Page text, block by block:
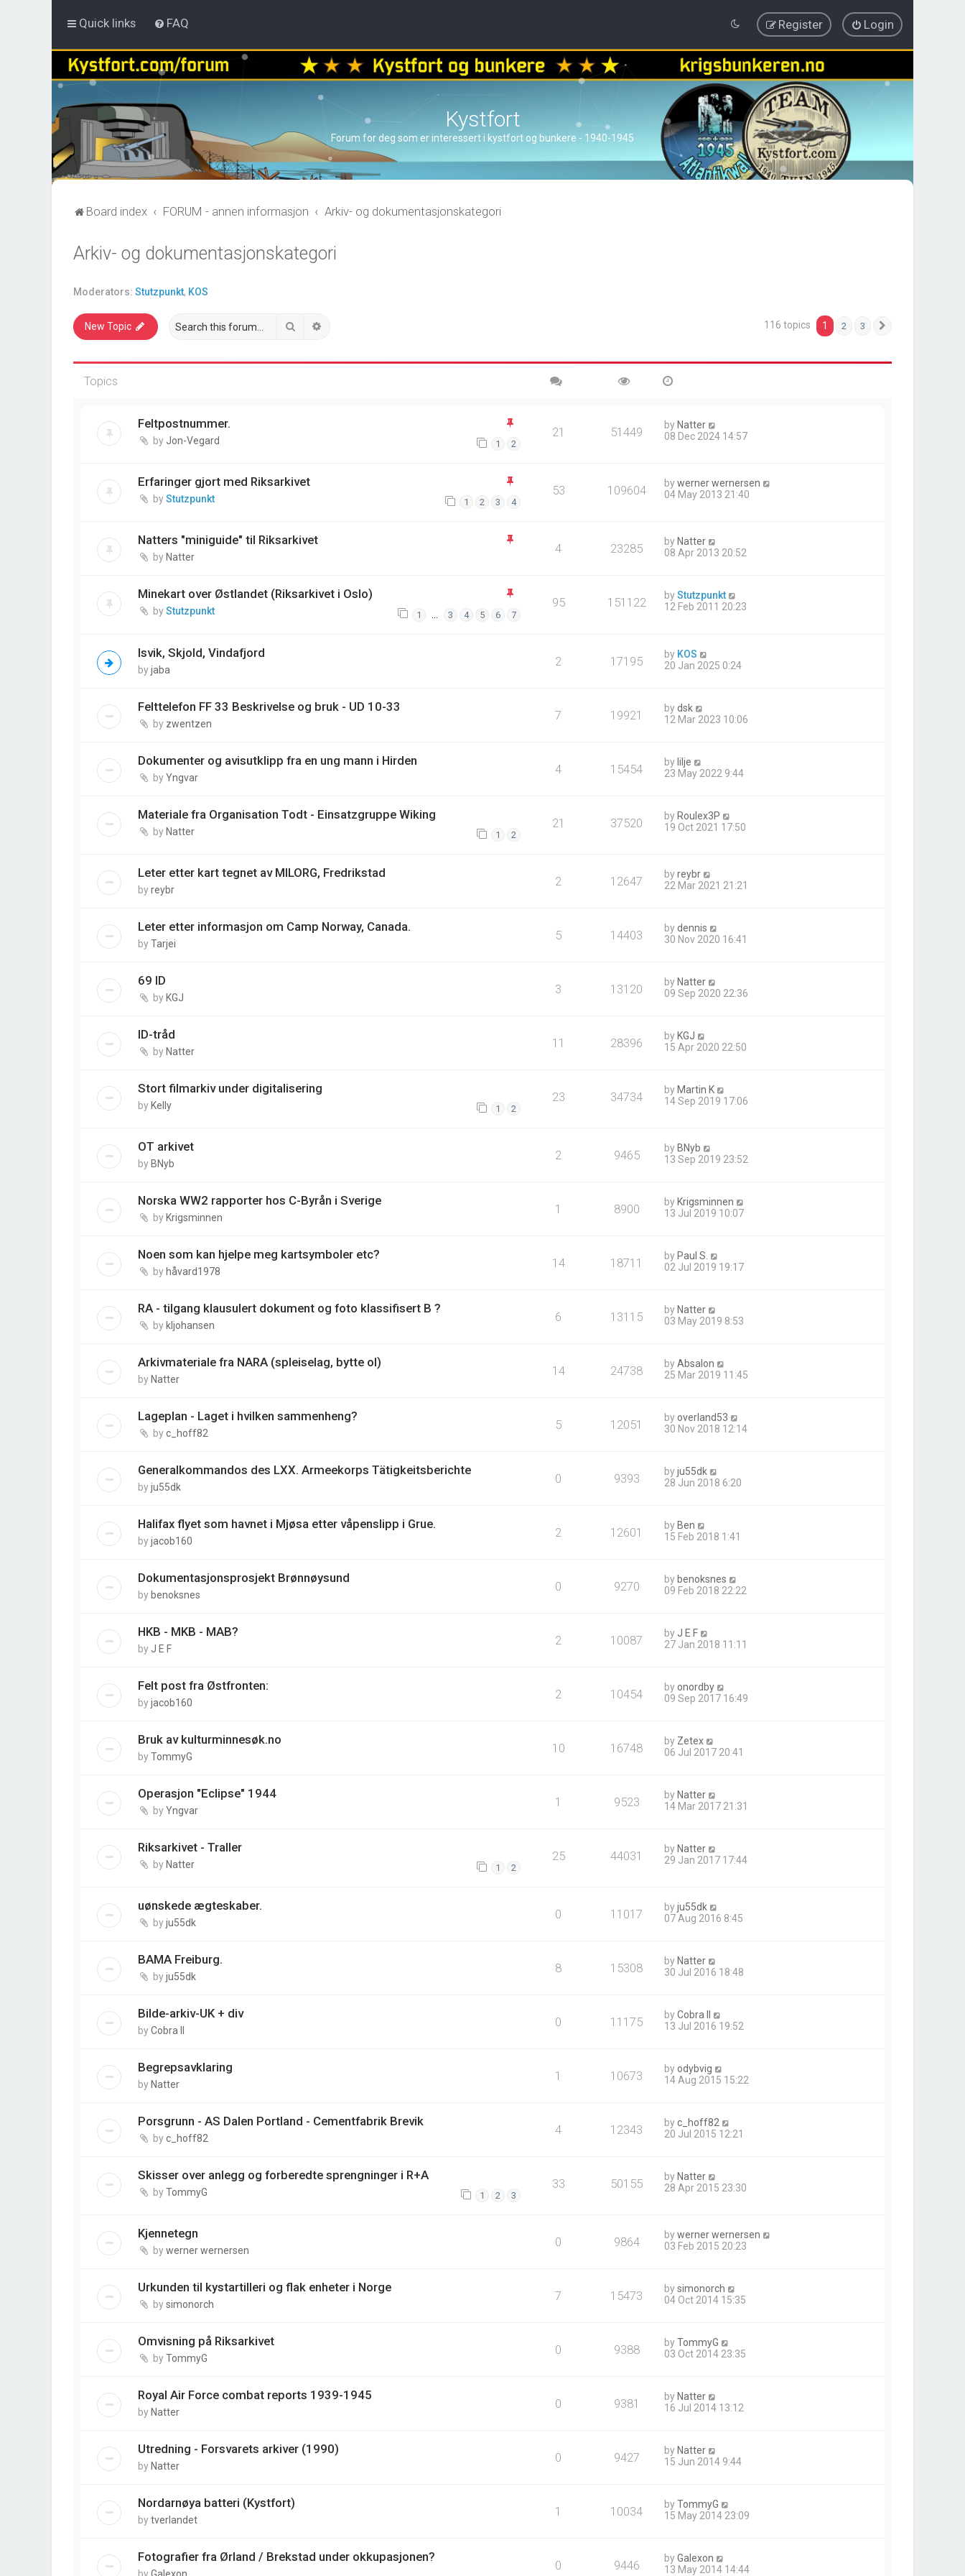
Quick links FAQ Login
Register
Kystfort
Forum for deg som er interessert i kystfort og bunkere - 1940-1945
Board index FORUM - annen informasjon Arkiv- og dokumentasjonskategori
Arkiv- og dokumentasjonskategori
Moderators: Stutzpunkt, KOS
New Topic Search 116 topics 1 2 3
Topics
Feltpostnummer.
by Jon-Vegard 1 2
21 51449 by Natter
08 Dec 2024 14:57
Erfaringer gjort med Riksarkivet
byStutzpunkt 1 2 3 4
53 109604 bywerner wernersen
04 May 2013 21:40
Natters "miniguide" til Riksarkivet
by Natter
4 23285 by Natter
08 Apr 2013 20:52
Minekart over Østlandet (Riksarkivet i Oslo)
byStutzpunkt 1 3 4 5 6 7
95 151122 byStutzpunkt
12 Feb 2011 20:23
Isvik, Skjold, Vindafjord
byjaba
2 17195 by KOS
20 Jan 2025 0:24
Felttelefon FF 33 Beskrivelse og bruk - UD 10-33
by zwentzen
7 19921 bydsk
12 Mar 2023 10:06
Dokumenter og avisutklipp fra en ung mann i Hirden
byYngvar
4 15454 bylilje
23 May 2022 9:44
Materiale fra Organisation Todt - Einsatzgruppe Wiking
byNatter 1 2
21 37520 byRoulex3P
19 Oct 2021 17:50
Leter etter kart tegnet av MILORG, Fredrikstad
byreybr
2 12647 byreybr
22 Mar 2021 21:21
Leter etter informasjon om Camp Norway, Canada.
byTarjei
5 14403 bydennis
30 Nov 2020 16:41
69 ID
by KGJ
3 13120 by Natter
09 Sep 2020 22:36
ID-tråd
by Natter
11 28396 by KGJ
15 Apr 2020 22:50
Stort filmarkiv under digitalisering
by Kelly 1 2
23 34734 by Martin K
14 Sep 2019 17:06
OT arkivet
by BNyb
2 9465 by BNyb
13 Sep 2019 23:52
Norska WW2 rapporter hos C-Byrån i Sverige
by Krigsminnen
1 8900 by Krigsminnen
13 Jul 2019 10:07
Noen som kan hjelpe meg kartsymboler etc?
by håvard1978
14 18711 by Paul S.
02 Jul 2019 19:17
RA - tilgang klausulert dokument og foto klassifisert B ?
by kljohansen
6 13115 by Natter
03 May 2019 8:53
Arkivmateriale fra NARA (spleiselag, bytte ol)
by Natter
14 24738 byAbsalon
25 Mar 2019 11:45
Lageplan - Laget i hvilken sammenheng?
byc_hoff82
5 12051 byoverland53
30 Nov 2018 12:14
Generalkommandos des LXX. Armeekorps Tätigkeitsberichte
byju55dk
0 9393 byju55dk
28 Jun 2018 6:20
Halifax flyet som havnet i Mjøsa etter våpenslipp i Grue.
byjacob160
2 12601 by Ben
15 Feb 2018 1:41
Dokumentasjonsprosjekt Brønnøysund
by benoksnes
0 9270 by benoksnes
09 Feb 2018 22:22
HKB - MKB - MAB?
by J E F
2 10087 by J E F
27 Jan 2018 11:11
Felt post fra Østfronten:
byjacob160
2 10454 byonordby
09 Sep 2017 16:49
Bruk av kulturminnesøk.no
byTommyG
10 16748 by Zetex
06 Jul 2017 20:41
Operasjon "Eclipse" 1944
byYngvar
1 9523 by Natter
14 Mar 2017 21:31
Riksarkivet - Traller
by Natter 1 2
25 44031 by Natter
29 Jan 2017 17:44
uønskede ægteskaber.
byju55dk
0 11017 byju55dk
07 Aug 2016 8:45
BAMA Freiburg.
byju55dk
8 15308 by Natter
30 Jul 2016 18:48
Bilde-arkiv-UK + div
byCobra II
0 11175 byCobra II
13 Jul 2016 19:52
Begrepsavklaring
by Natter
1 10673 byodybvig
14 Aug 2015 15:22
Porsgrunn - AS Dalen Portland - Cementfabrik Brevik
byc_hoff82
4 12343 byc_hoff82
20 Jul 2015 12:21
Skisser over anlegg og forberedte sprengninger i R+A
byTommyG 1 2 3
33 50155 by Natter
28 Apr 2015 23:30
Kjennetegn
bywerner wernersen
0 9864 bywerner wernersen
03 Feb 2015 20:23
Urkunden til kystartilleri og flak enheter i Norge
bysimonorch
7 15473 bysimonorch
04 Oct 2014 15:35
Omvisning på Riksarkivet
byTommyG
0 9388 byTommyG
03 Oct 2014 23:35
Royal Air Force combat reports 1939-1945
by Natter
0 9381 by Natter
16 Jul 2014 13:12
Utredning - Forsvarets arkiver (1990)
by Natter
0 9427 by Natter
15 Jun 2014 9:44
Nordarnøya batteri (Kystfort)
bytverlandet
1 10034 byTommyG
15 May 2014 23:09
Fotografier fra Ørland / Brekstad under okkupasjonen?
0 9446 byGalexon
13 May 2014 14:44